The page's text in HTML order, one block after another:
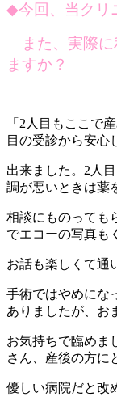
◆今回、当クリ
また、実際に
ますか？
「2人目もここで
目の受診から安心
出来ました。2人
調が悪いときは薬
相談にものっても
でエコーの写真も
お話も楽しくて通
手術ではやめにな
ありましたが、お
お気持ちで臨めま
さん、産後の方に
優しい病院だと改